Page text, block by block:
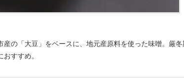
の「大豆」をベースに、地元産原料を使った味噌。厳
すすめ。